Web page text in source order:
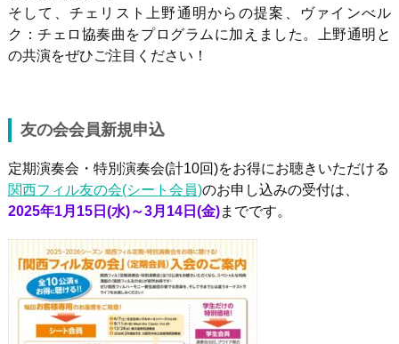
そして、チェリスト上野通明からの提案、ヴァインべル
ク：チェロ協奏曲をプログラムに加えました。上野通明と
の共演をぜひご注目ください！
友の会会員新規申込
定期演奏会・特別演奏会(計10回)をお得にお聴きいただける
関西フィル友の会(シート会員)のお申し込みの受付は、
2025年1月15日(水)～3月14日(金)までです。